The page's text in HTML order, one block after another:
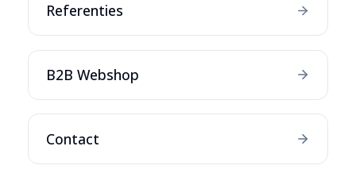
Referenties
B2B Webshop
Contact